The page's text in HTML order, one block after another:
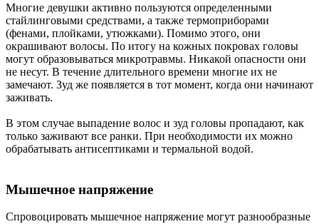
Многие девушки активно пользуются определенными
стайлинговыми средствами, а также термоприборами
(фенами, плойками, утюжками). Помимо этого, они
окрашивают волосы. По итогу на кожных покровах головы
могут образовываться микротравмы. Никакой опасности они
не несут. В течение длительного времени многие их не
замечают. Зуд же появляется в тот момент, когда они начинают
заживать.
В этом случае выпадение волос и зуд головы пропадают, как
только заживают все ранки. При необходимости их можно
обрабатывать антисептиками и термальной водой.
Мышечное напряжение
Спровоцировать мышечное напряжение могут разнообразные